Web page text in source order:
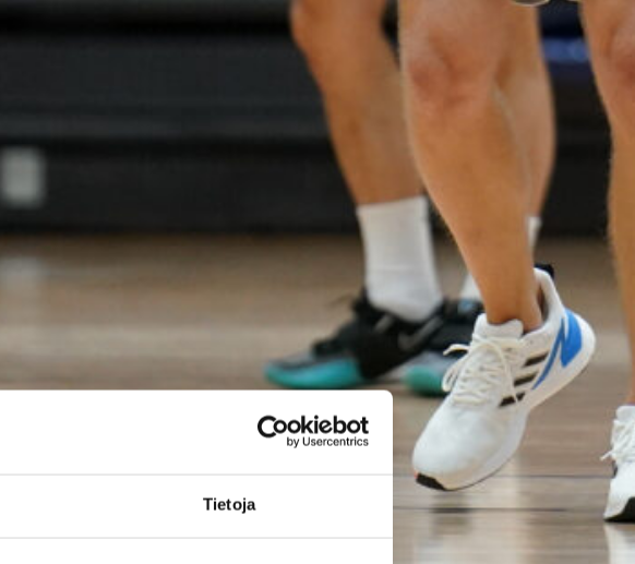
Tietoja
Suomen 15-
vuotiaiden
poikien
maajoukkue
päätti Nordic
Open -
turnauksen
tappioon
Latviaa
vastaan